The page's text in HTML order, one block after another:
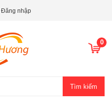
Đăng nhập
0
Tìm kiếm